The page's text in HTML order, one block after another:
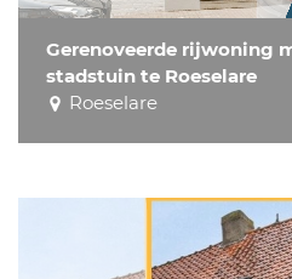
Gerenoveerde rijwoning
stadstuin te Roeselare
Roeselare